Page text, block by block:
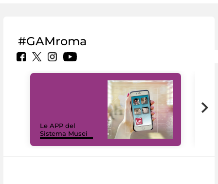
#GAMroma
Le APP del
Sistema Musei